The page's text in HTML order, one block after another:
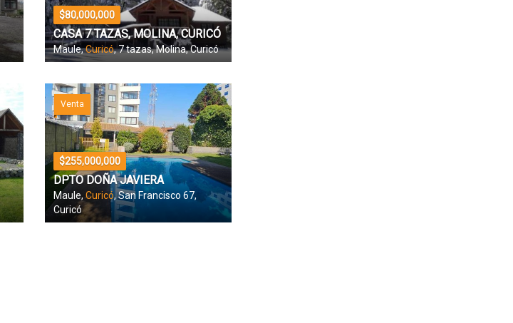
$80,000,000
CASA 7 TAZAS, MOLINA, CURICÓ
Maule,Curicó, 7 tazas, Molina, Curicó
Venta
$255,000,000
DPTO DOÑA JAVIERA
Maule, Curicó, San Francisco 67,
Curicó